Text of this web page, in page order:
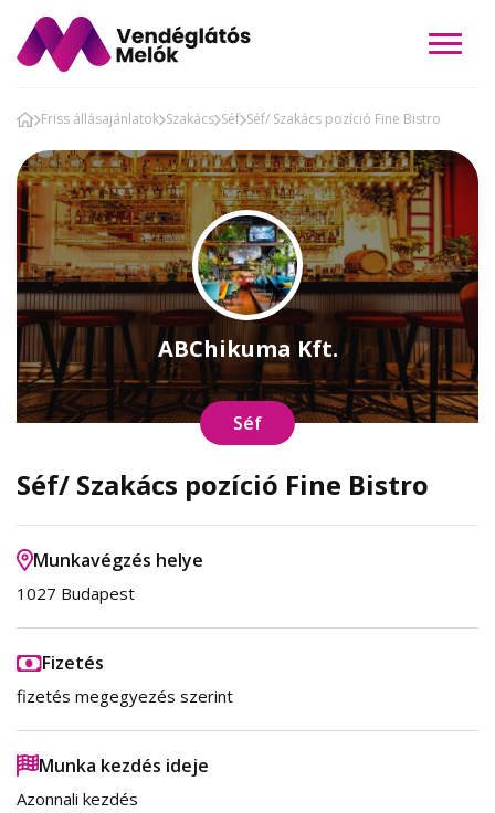
Friss állásajánlatok Szakács Séf Séf/ Szakács pozíció Fine Bistro
ABChikuma Kft.
Séf
Séf/ Szakács pozíció Fine Bistro
Munkavégzés helye
1027 Budapest
Fizetés
fizetés megegyezés szerint
Munka kezdés ideje
Azonnali kezdés